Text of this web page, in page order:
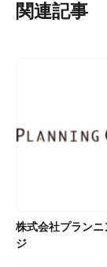
関連記事
株式会社プランニ
ジ